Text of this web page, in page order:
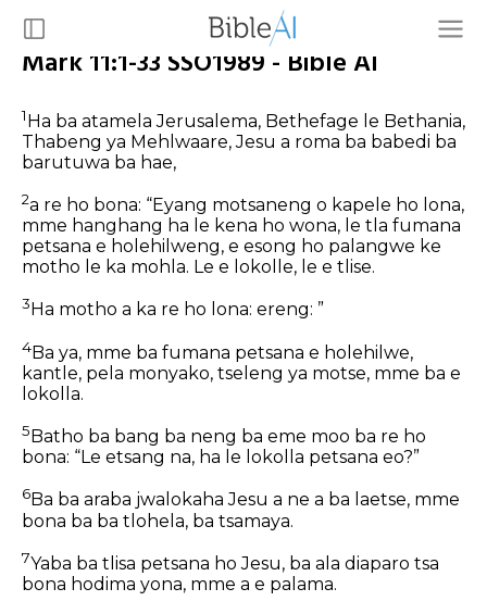
Mark 11:1-33 SSO1989 - Bible AI
1Ha ba atamela Jerusalema, Bethefage le Bethania,
Thabeng ya Mehlwaare, Jesu a roma ba babedi ba
barutuwa ba hae,
2a re ho bona: “Eyang motsaneng o kapele ho lona,
mme hanghang ha le kena ho wona, le tla fumana
petsana e holehilweng, e esong ho palangwe ke
motho le ka mohla. Le e lokolle, le e tlise.
3 Ha motho a ka re ho lona: ereng: ”
4Ba ya, mme ba fumana petsana e holehilwe,
kantle, pela monyako, tseleng ya motse, mme ba e
lokolla.
5 Batho ba bang ba neng ba eme moo ba re ho
bona: “Le etsang na, ha le lokolla petsana eo?”
6Ba ba araba jwalokaha Jesu a ne a ba laetse, mme
bona ba ba tlohela, ba tsamaya.
7Yaba ba tlisa petsana ho Jesu, ba ala diaparo tsa
bona hodima yona, mme a e palama.